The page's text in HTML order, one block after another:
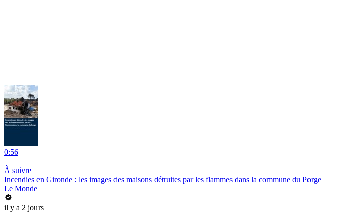
0:56
|
À suivre
Incendies en Gironde : les images des maisons détruites par les flammes dans la commune du Porge
Le Monde
il y a 2 jours